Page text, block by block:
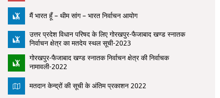
मैं भारत हूँ – थीम सांग – भारत निर्वाचन आयोग
उत्तर प्रदेश विधान परिषद के लिए गोरखपुर-फैजाबाद खण्ड स्नातक
निर्वाचन क्षेत्र का मतदेय स्थल सूची-2023
गोरखपुर-फैजाबाद खण्ड स्नातक निर्वाचन क्षेत्र की निर्वाचक
नामावली-2022
मतदान केन्द्रों की सूची के अंतिम प्रकाशन 2022